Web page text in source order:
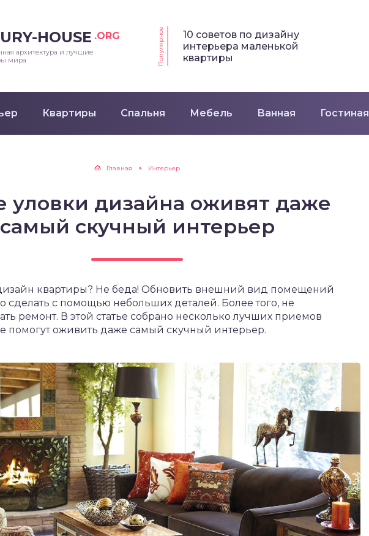
HOUSE .ORG
архитектура и лучшие
мира
Популярное
10 советов по дизайну
интерьера маленькой
квартиры
Квартиры Спальня Мебель Ванная Гостиная
Главная Интерьер
уловки дизайна оживят даже
самый скучный интерьер
квартиры? Не беда! Обновить внешний вид помещений
сделать с помощью небольших деталей. Более того, не
ремонт. В этой статье собрано несколько лучших приемов
помогут оживить даже самый скучный интерьер.